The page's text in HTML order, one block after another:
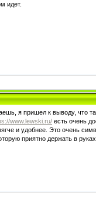
идет.
я пришел к выводу, что
www.lewski.ru/ есть очень
и удобнее. Это очень
приятно держать в